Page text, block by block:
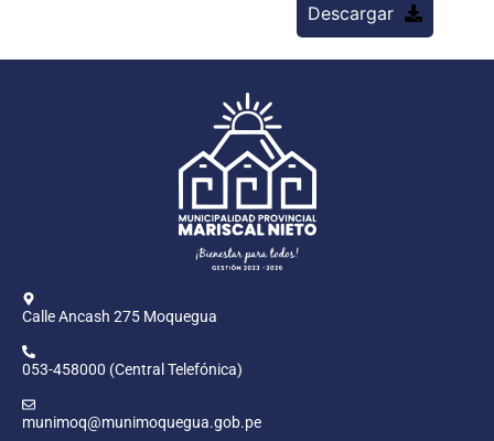
Descargar
Calle Ancash 275 Moquegua
053-458000 (Central Telefónica)
munimoq@munimoquegua.gob.pe